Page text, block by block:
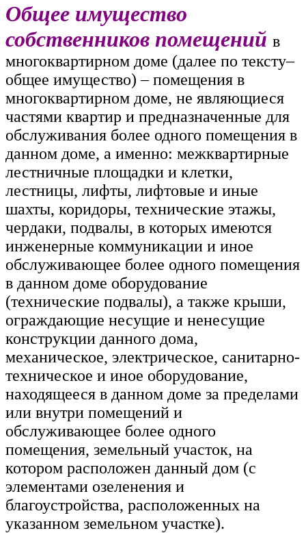
Общее имущество
собственников помещений в
многоквартирном доме (далее по тексту–
общее имущество) – помещения в
многоквартирном доме, не являющиеся
частями квартир и предназначенные для
обслуживания более одного помещения в
данном доме, а именно: межквартирные
лестничные площадки и клетки,
лестницы, лифты, лифтовые и иные
шахты, коридоры, технические этажы,
чердаки, подвалы, в которых имеются
инженерные коммуникации и иное
обслуживающее более одного помещения
в данном доме оборудование
(технические подвалы), а также крыши,
ограждающие несущие и ненесущие
конструкции данного дома,
механическое, электрическое, санитарно-
техническое и иное оборудование,
находящееся в данном доме за пределами
или внутри помещений и
обслуживающее более одного
помещения, земельный участок, на
котором расположен данный дом (с
элементами озеленения и
благоустройства, расположенных на
указанном земельном участке).